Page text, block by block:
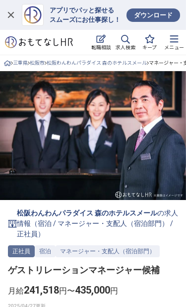
アプリでパッと探せる
スムーズにお仕事探し！
ダウンロード
転職相談 求人検索 キープ メニュー
ログイン
求人・施設を探す
キープした求人
就職・転職 合同説明会
おもてなしHRについて
ご利用の流れ
よくある質問
ホテル・宿泊業界情報コラム
採用をお考えの企業様へ
三重県 松阪市 松阪わんわんパラダイス 森のホテルスメール マネージャー・
松阪わんわんパラダイス 森のホテルスメールの求人
情報（宿泊 / マネージャー・支配人（宿泊部門）
/
正社員 ）
正社員 宿泊 マネージャー・支配人（宿泊部門）
ゲストリレーションマネージャー候補
月給241,518円〜435,000円